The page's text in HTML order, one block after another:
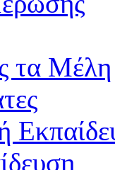
τα Μέλη